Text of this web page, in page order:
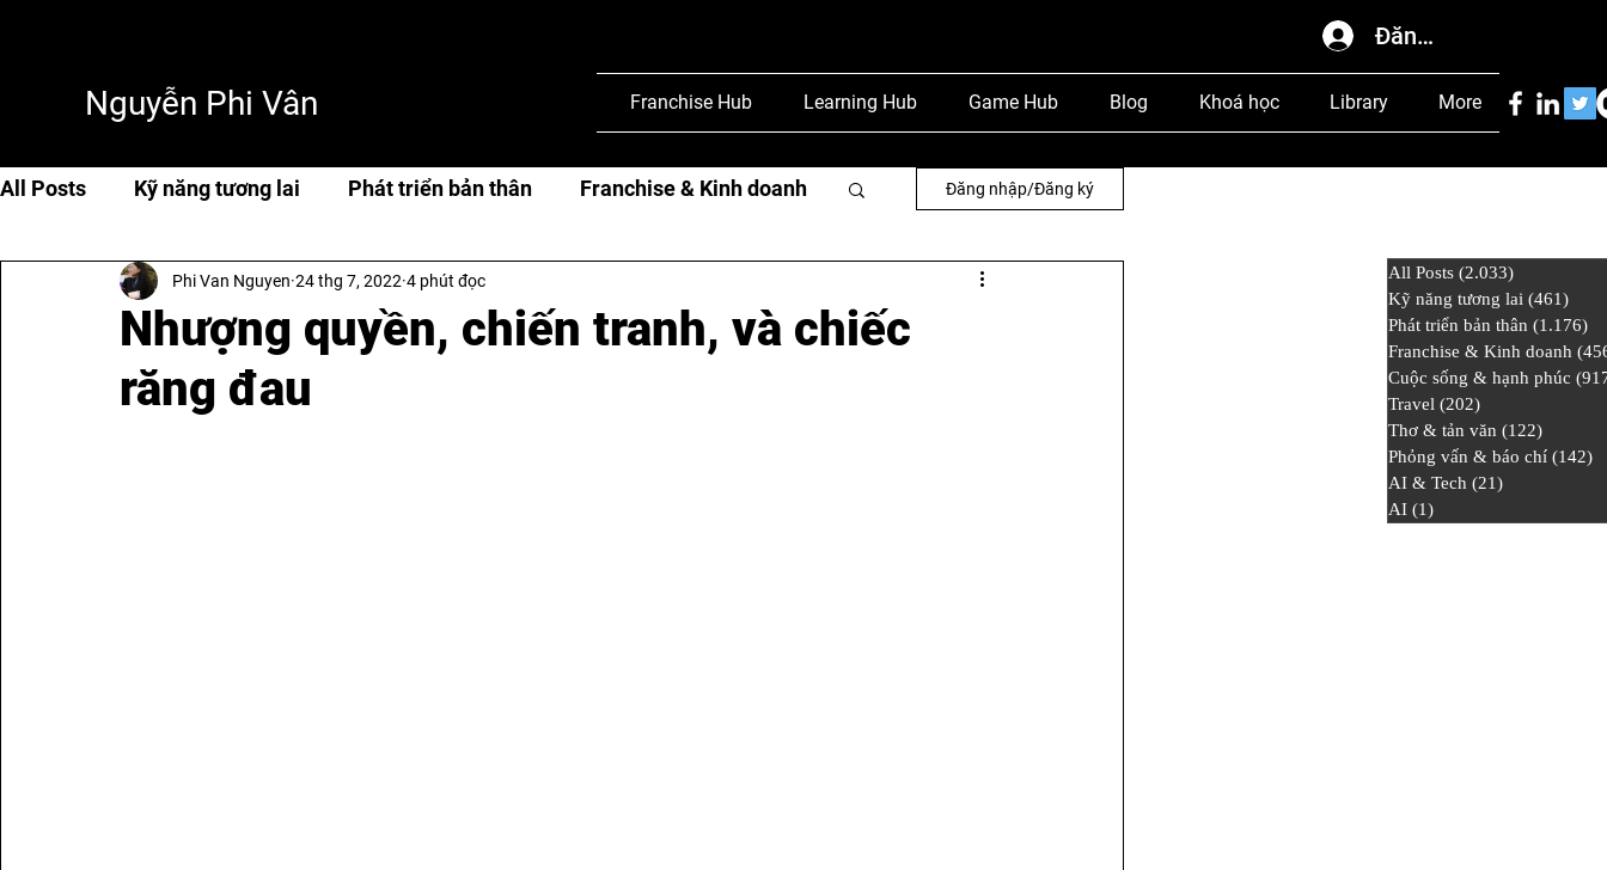
Đăng nhập
Nguyễn Phi Vân Franchise Hub Learning Hub Game Hub Blog Khoá học Library More
All Posts Kỹ năng tương lai Phát triển bản thân Franchise & Kinh doanh
Cuộc sống & hạnh phúc Travel Thơ & tản văn
AI & Tech AI
Đăng nhập/Đăng ký
Nhượng quyền, chiến tranh, và chiếc
răng đau
Phi Van Nguyen 24 thg 7, 2022 4 phút đọc All Posts (2.033)
Kỹ năng tương lai (461)
Phát triển bản thân (1.176)
Franchise & Kinh doanh
Cuộc sống & hạnh phúc
Travel (202)
Thơ & tản văn (122)
Phỏng vấn & báo chí (142)
AI & Tech (21)
AI (1)